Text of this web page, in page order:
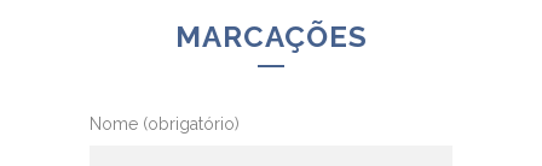
MARCAÇÕES
Nome (obrigatório)